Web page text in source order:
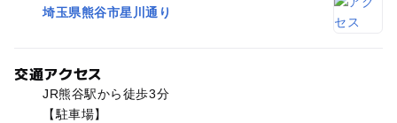
埼玉県熊谷市星川通り
交通アクセス
JR熊谷駅から徒歩3分
【駐車場】